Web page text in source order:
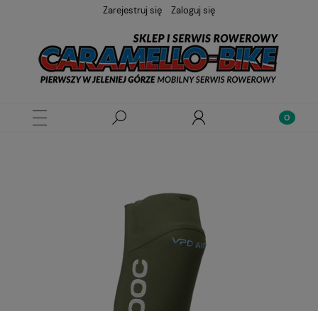
Zarejestruj się Zaloguj się